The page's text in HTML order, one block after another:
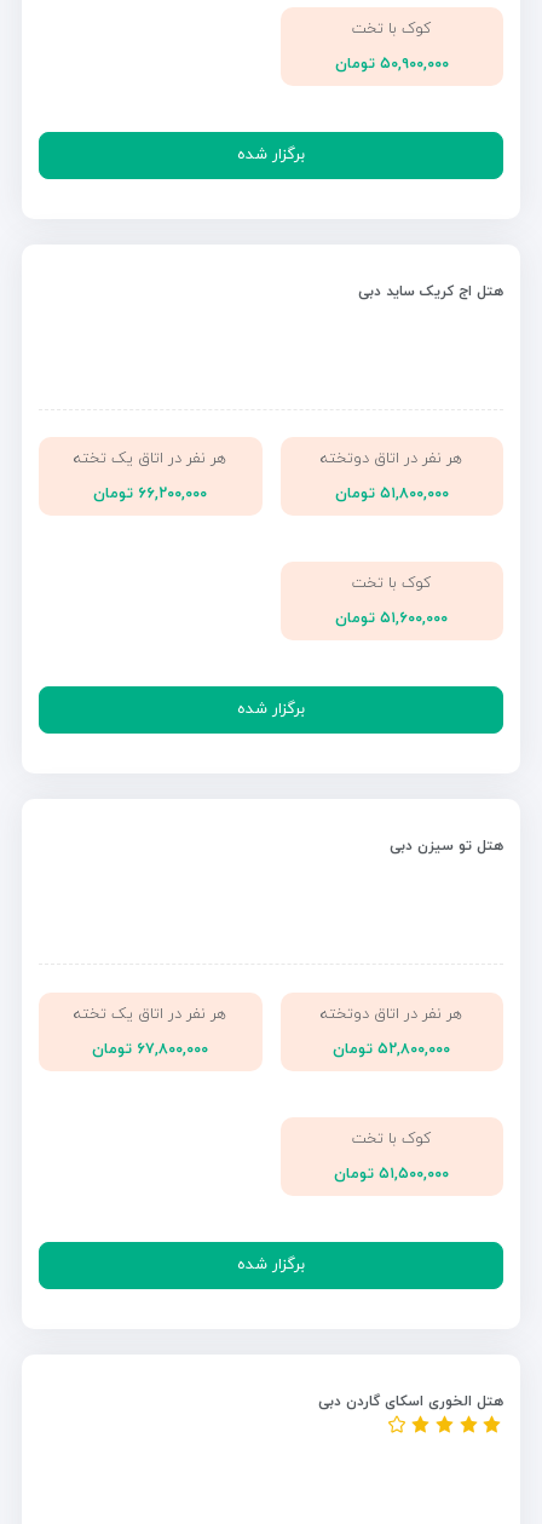
کوک با تخت
۵۰,۹۰۰,۰۰۰ تومان
برگزار شده
هتل اج کریک ساید دبی
هر نفر در اتاق دوتخته
۵۱,۸۰۰,۰۰۰ تومان
هر نفر در اتاق یک تخته
۶۶,۲۰۰,۰۰۰ تومان
کوک با تخت
۵۱,۶۰۰,۰۰۰ تومان
برگزار شده
هتل تو سیزن دبی
هر نفر در اتاق دوتخته
۵۲,۸۰۰,۰۰۰ تومان
هر نفر در اتاق یک تخته
۶۷,۸۰۰,۰۰۰ تومان
کوک با تخت
۵۱,۵۰۰,۰۰۰ تومان
برگزار شده
هتل الخوری اسکای گاردن دبی